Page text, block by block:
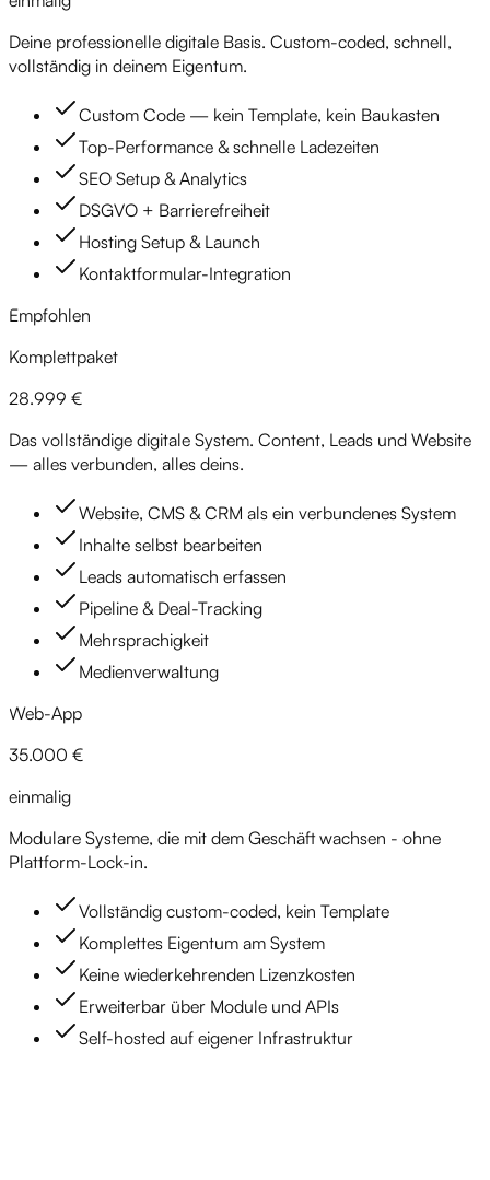
Deine professionelle digitale Basis. Custom-coded, schnell,
vollständig in deinem Eigentum.
Custom Code — kein Template, kein Baukasten
Top-Performance & schnelle Ladezeiten
SEO Setup & Analytics
DSGVO + Barrierefreiheit
Hosting Setup & Launch
Kontaktformular-Integration
Empfohlen
Komplettpaket
28.999 €
Das vollständige digitale System. Content, Leads und Website
— alles verbunden, alles deins.
Website, CMS & CRM als ein verbundenes System
Inhalte selbst bearbeiten
Leads automatisch erfassen
Pipeline & Deal-Tracking
Mehrsprachigkeit
Medienverwaltung
Web-App
35.000 €
einmalig
Modulare Systeme, die mit dem Geschäft wachsen - ohne
Plattform-Lock-in.
Vollständig custom-coded, kein Template
Komplettes Eigentum am System
Keine wiederkehrenden Lizenzkosten
Erweiterbar über Module und APIs
Self-hosted auf eigener Infrastruktur